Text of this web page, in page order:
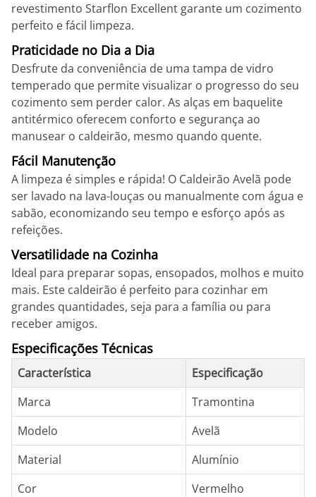
revestimento Starflon Excellent garante um cozimento
perfeito e fácil limpeza.
Praticidade no Dia a Dia
Desfrute da conveniência de uma tampa de vidro
temperado que permite visualizar o progresso do seu
cozimento sem perder calor. As alças em baquelite
antitérmico oferecem conforto e segurança ao
manusear o caldeirão, mesmo quando quente.
Fácil Manutenção
A limpeza é simples e rápida! O Caldeirão Avelã pode
ser lavado na lava-louças ou manualmente com água e
sabão, economizando seu tempo e esforço após as
refeições.
Versatilidade na Cozinha
Ideal para preparar sopas, ensopados, molhos e muito
mais. Este caldeirão é perfeito para cozinhar em
grandes quantidades, seja para a família ou para
receber amigos.
Especificações Técnicas
Característica
Especificação
Marca
Tramontina
Modelo
Avelã
Material
Alumínio
Cor
Vermelho